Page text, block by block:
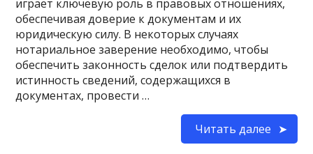
играет ключевую роль в правовых отношениях,
обеспечивая доверие к документам и их
юридическую силу. В некоторых случаях
нотариальное заверение необходимо, чтобы
обеспечить законность сделок или подтвердить
истинность сведений, содержащихся в
документах, провести …
Читать далее